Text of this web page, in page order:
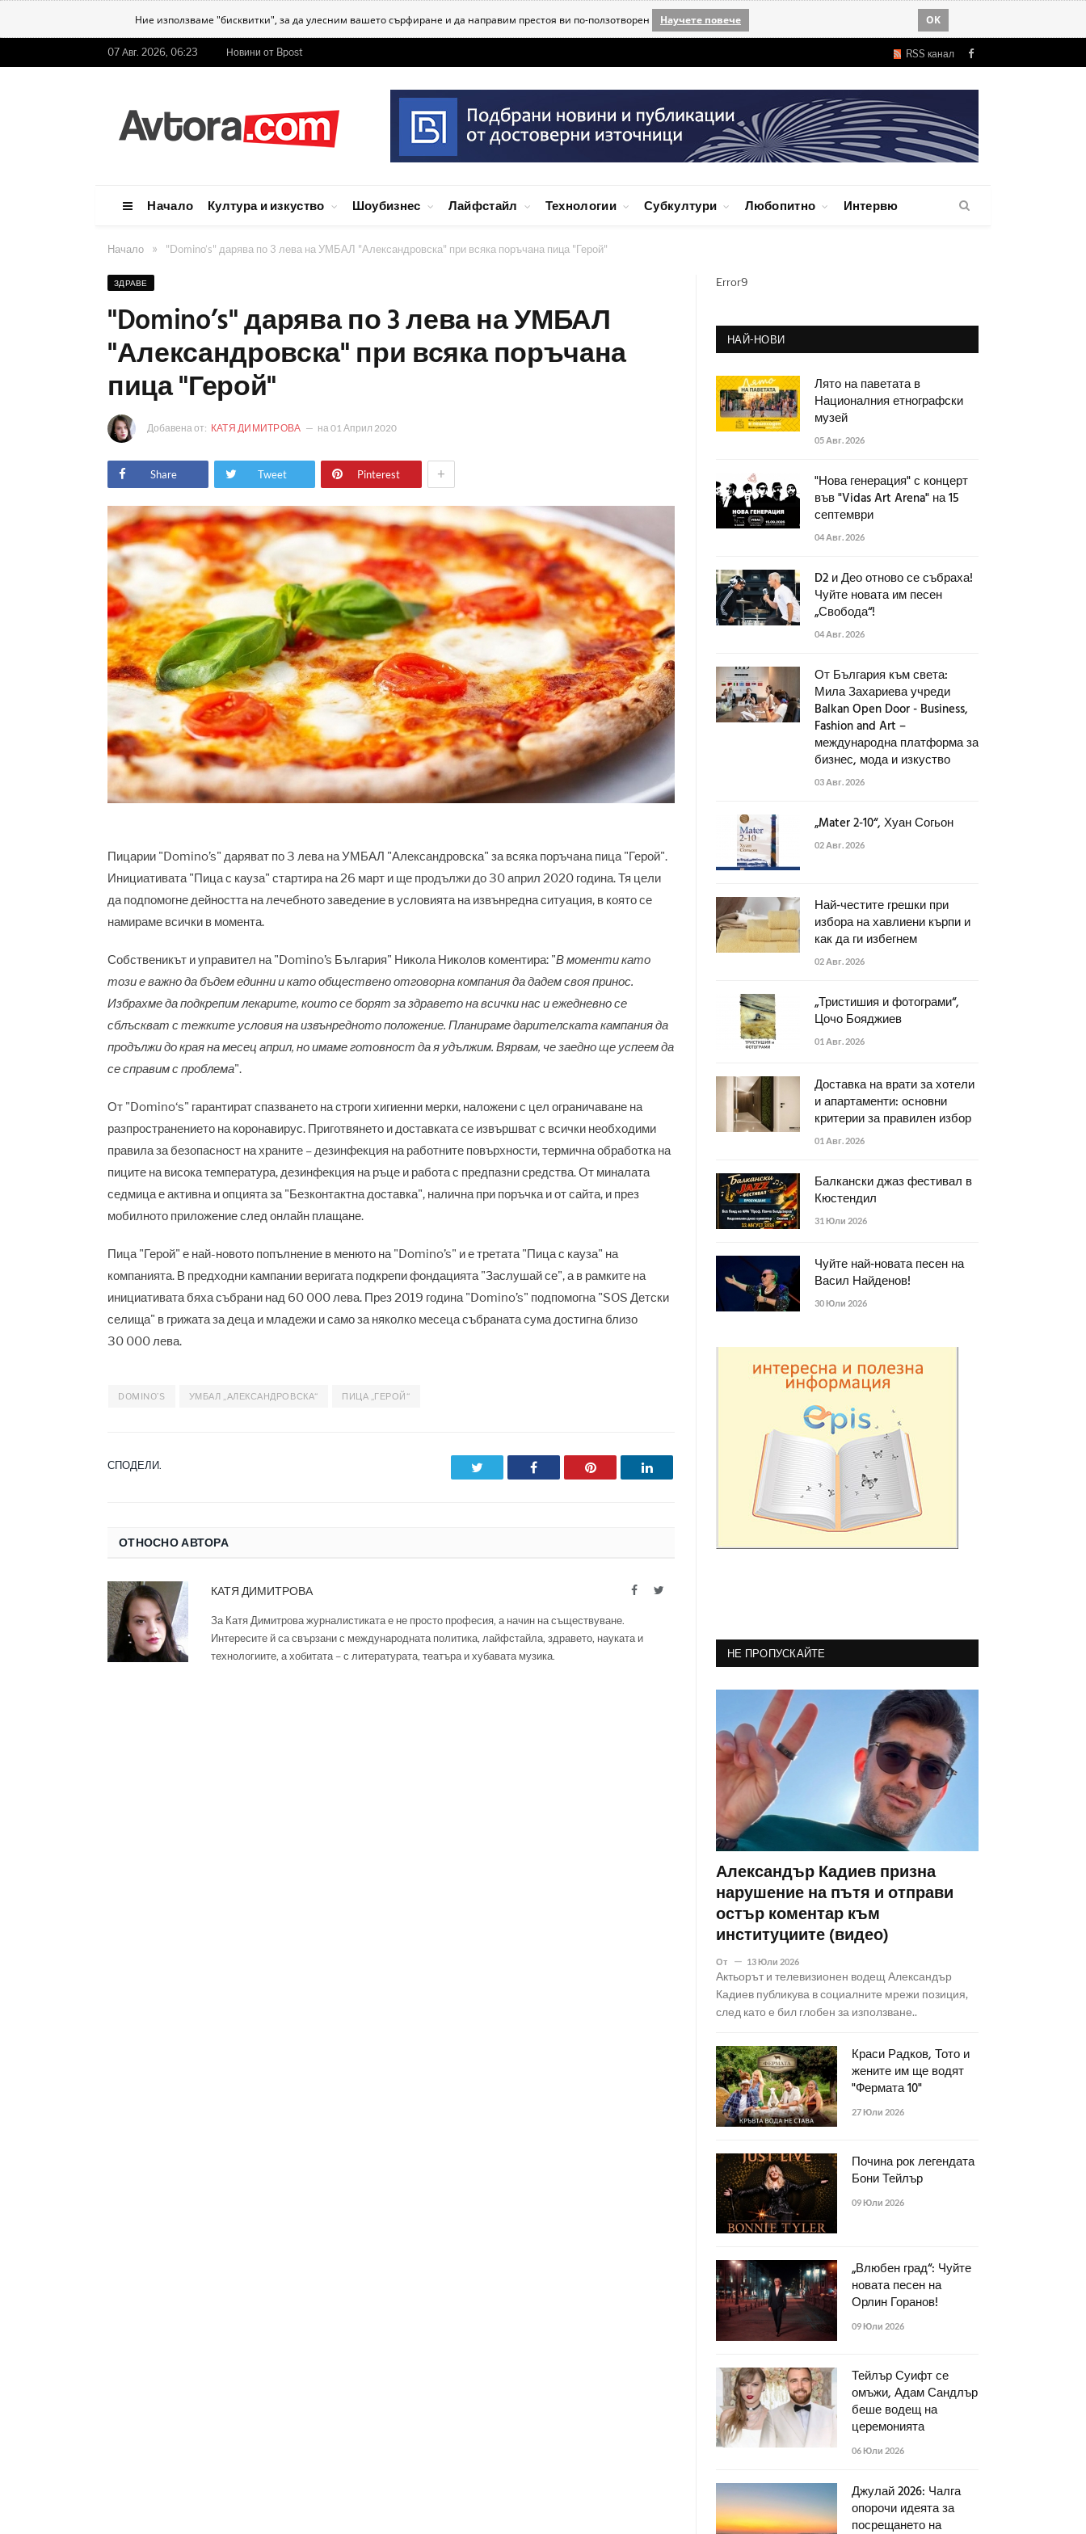
Ние използваме "бисквитки", за да улесним вашето сърфиране и да направим престоя ви по-ползотворен Научете повече OK
07 Авг. 2026, 06:23 Новини от Bpost RSS канал Facebook
Начало Култура и изкуство Шоубизнес Лайфстайл Технологии Субкултури Любопитно Интервю
Начало » "Domino’s" дарява по 3 лева на УМБАЛ "Александровска" при всяка поръчана пица "Герой"
ЗДРАВЕ
"Domino’s" дарява по 3 лева на УМБАЛ
"Александровска" при всяка поръчана
пица "Герой"
Добавена от: КАТЯ ДИМИТРОВА на 01 Април 2020
Share Tweet Pinterest +
Пицарии "Domino’s" даряват по 3 лева на УМБАЛ "Александровска" за всяка поръчана пица "Герой".
Инициативата "Пица с кауза" стартира на 26 март и ще продължи до 30 април 2020 година. Тя цели
да подпомогне дейността на лечебното заведение в условията на извънредна ситуация, в която се
намираме всички в момента.
Собственикът и управител на "Domino’s България" Никола Николов коментира: "В моменти като
този е важно да бъдем единни и като обществено отговорна компания да дадем своя принос.
Избрахме да подкрепим лекарите, които се борят за здравето на всички нас и ежедневно се
сблъскват с тежките условия на извънредното положение. Планираме дарителската кампания да
продължи до края на месец април, но имаме готовност да я удължим. Вярвам, че заедно ще успеем да
се справим с проблема".
От "Domino‘s" гарантират спазването на строги хигиенни мерки, наложени с цел ограничаване на
разпространението на коронавирус. Приготвянето и доставката се извършват с всички необходими
правила за безопасност на храните – дезинфекция на работните повърхности, термична обработка на
пиците на висока температура, дезинфекция на ръце и работа с предпазни средства. От миналата
седмица е активна и опцията за "Безконтактна доставка", налична при поръчка и от сайта, и през
мобилното приложение след онлайн плащане.
Пица "Герой" е най-новото попълнение в менюто на "Domino’s" и е третата "Пица с кауза" на
компанията. В предходни кампании веригата подкрепи фондацията "Заслушай се", а в рамките на
инициативата бяха събрани над 60 000 лева. През 2019 година "Domino’s" подпомогна "SOS Детски
селища" в грижата за деца и младежи и само за няколко месеца събраната сума достигна близо
30 000 лева.
DOMINO’S УМБАЛ „АЛЕКСАНДРОВСКА“ ПИЦА „ГЕРОЙ“
СПОДЕЛИ. Facebook Pinterest LinkedIn
ОТНОСНО АВТОРА
КАТЯ ДИМИТРОВА FacebookTwitter
За Катя Димитрова журналистиката е не просто професия, а начин на съществуване.
Интересите й са свързани с международната политика, лайфстайла, здравето, науката и
технологиите, а хобитата – с литературата, театъра и хубавата музика.
Error9
НАЙ-НОВИ
Лято на паветата в
Националния етнографски
музей
05 Авг. 2026
"Нова генерация" с концерт
във "Vidas Art Arena" на 15
септември
04 Авг. 2026
D2 и Део отново се събраха!
Чуйте новата им песен
„Свобода“!
04 Авг. 2026
От България към света:
Мила Захариева учреди
Balkan Open Door - Business,
Fashion and Art –
международна платформа за
бизнес, мода и изкуство
03 Авг. 2026
„Mater 2-10“, Хуан Согьон
02 Авг. 2026
Най-честите грешки при
избора на хавлиени кърпи и
как да ги избегнем
02 Авг. 2026
„Тристишия и фотограми“,
Цочо Бояджиев
01 Авг. 2026
Доставка на врати за хотели
и апартаменти: основни
критерии за правилен избор
01 Авг. 2026
Балкански джаз фестивал в
Кюстендил
31 Юли 2026
Чуйте най-новата песен на
Васил Найденов!
30 Юли 2026
НЕ ПРОПУСКАЙТЕ
Александър Кадиев призна
нарушение на пътя и отправи
остър коментар към
институциите (видео)
От 13 Юли 2026
Актьорът и телевизионен водещ Александър
Кадиев публикува в социалните мрежи позиция,
след като е бил глобен за използване..
Краси Радков, Тото и
жените им ще водят
"Фермата 10"
27 Юли 2026
Почина рок легендата
Бони Тейлър
09 Юли 2026
„Влюбен град“: Чуйте
новата песен на
Орлин Горанов!
09 Юли 2026
Тейлър Суифт се
омъжи, Адам Сандлър
беше водещ на
церемонията
06 Юли 2026
Джулай 2026: Чалга
опорочи идеята за
посрещането на